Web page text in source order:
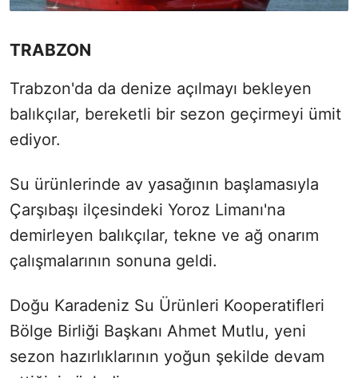
TRABZON
Trabzon'da da denize açılmayı bekleyen
balıkçılar, bereketli bir sezon geçirmeyi ümit
ediyor.
Su ürünlerinde av yasağının başlamasıyla
Çarşıbaşı ilçesindeki Yoroz Limanı'na
demirleyen balıkçılar, tekne ve ağ onarım
çalışmalarının sonuna geldi.
Doğu Karadeniz Su Ürünleri Kooperatifleri
Bölge Birliği Başkanı Ahmet Mutlu, yeni
sezon hazırlıklarının yoğun şekilde devam